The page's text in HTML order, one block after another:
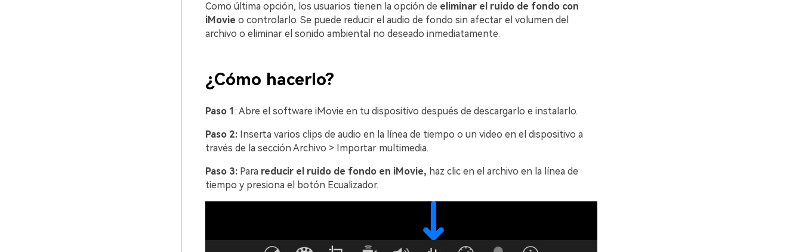
Como última opción, los usuarios tienen la opción de eliminar el ruido de fondo con
iMovie o controlarlo. Se puede reducir el audio de fondo sin afectar el volumen del
archivo o eliminar el sonido ambiental no deseado inmediatamente.
¿Cómo hacerlo?
Paso 1 : Abre el software iMovie en tu dispositivo después de descargarlo e instalarlo.
Paso 2:Inserta varios clips de audio en la línea de tiempo o un video en el dispositivo a
través de la sección Archivo > Importar multimedia.
Paso 3:Para reducir el ruido de fondo en iMovie, haz clic en el archivo en la línea de
tiempo y presiona el botón Ecualizador.